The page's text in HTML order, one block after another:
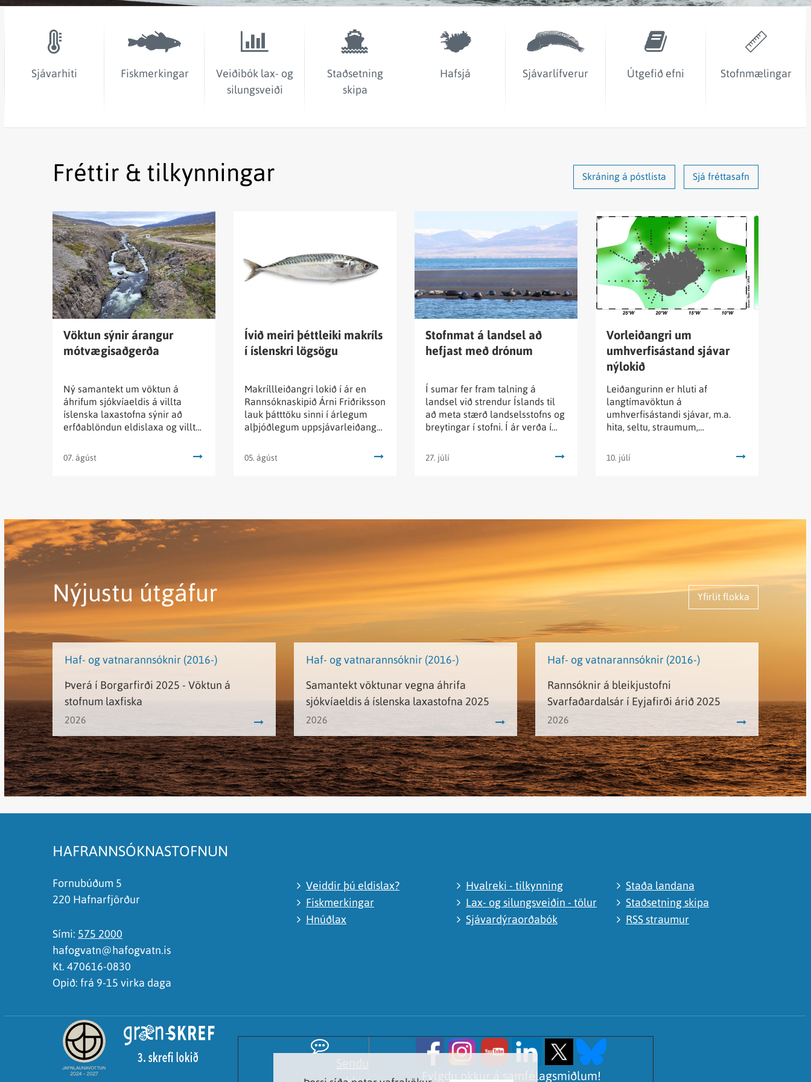
sjókvíaeldis
Sjávarhiti Fiskmerkingar
Veiðibók lax- og
silungsveiði
Staðsetning
skipa
Hafsjá Sjávarlífverur Útgefið efni Stofnmælingar
Fréttir & tilkynningar
07. ágúst
Vöktun sýnir árangur
mótvægisaðgerða
Ný samantekt um vöktun á
áhrifum sjókvíaeldis á villta
íslenska laxastofna sýnir að
erfðablöndun eldislaxa og villtra
Lesa
fréttina
Vöktun
sýnir
árangur
mótvægisaðgerða
05. ágúst
Ívið meiri þéttleiki makríls
í íslenskri lögsögu
Makríllleiðangri lokið í ár en
Rannsóknaskipið Árni Friðriksson
lauk þátttöku sinni í árlegum
alþjóðlegum uppsjávarleiðangri
þann 30. júlí.
meiri
þéttleiki
íslenskri
lögsögu
27. júlí
Stofnmat á landsel að
hefjast með drónum
Í sumar fer fram talning á
landsel við strendur Íslands til
að meta stærð landselsstofns og
breytingar í stofni. Í ár verða í
að telja seli í stað þess að telja
seli úr flugvél.
fréttina
Stofnmat
á
landsel
að
hefjast
með
drónum
10. júlí
Vorleiðangri um
umhverfisástand sjávar
nýlokið
Leiðangurinn er hluti af
langtímavöktun á
umhverfisástandi sjávar, m.a.
hita, seltu, straumum,
og plöntusvifi (gróðri) og
dýrasvifi (átu).
Lesa
fréttina
Vorleiðangri
um
umhverfisástand
sjávar
nýlokið
Skráning á póstlista Sjá fréttasafn
Nýjustu útgáfur
Haf- og vatnarannsóknir (2016-)
Þverá í Borgarfirði 2025 - Vöktun á
stofnum laxfiska
2026
Haf- og vatnarannsóknir (2016-)
Samantekt vöktunar vegna áhrifa
sjókvíaeldis á íslenska laxastofna 2025
2026
Haf- og vatnarannsóknir (2016-)
Rannsóknir á bleikjustofni
Svarfaðardalsár í Eyjafirði árið 2025
2026
Yfirlit flokka
HAFRANNSÓKNASTOFNUN
Fornubúðum 5
220 Hafnarfjörður
Sími: 575 2000
hafogvatn@hafogvatn.is
Kt. 470616-0830
Opið: frá 9-15 virka daga
Veiddir þú eldislax?
Fiskmerkingar
Hnúðlax
Hvalreki - tilkynning
Lax- og silungsveiðin - tölur
Sjávardýraorðabók
Staða landana
Staðsetning skipa
RSS straumur
Fylgdu okkur á samfélagsmiðlum!